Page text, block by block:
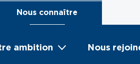
Nous connaître
ambition Nous